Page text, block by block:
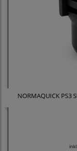
NORMAQUICK